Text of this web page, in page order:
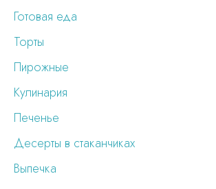
Готовая еда
Торты
Пирожные
Кулинария
Печенье
Десерты в стаканчиках
Выпечка